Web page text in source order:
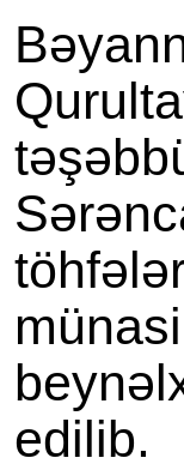
edilib.